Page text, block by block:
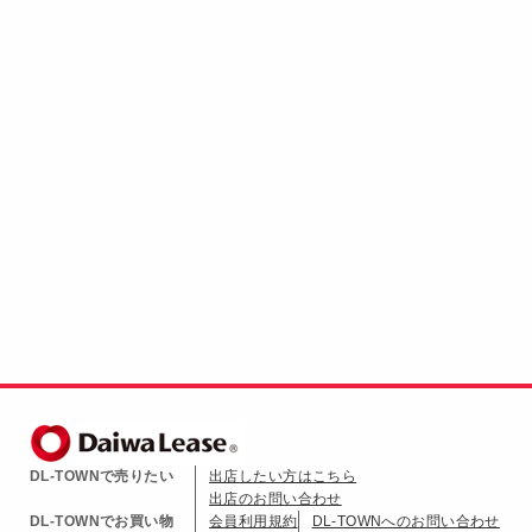
DL-TOWNで売りたい
出店したい方はこちら
出店のお問い合わせ
DL-TOWNでお買い物
会員利用規約 DL-TOWNへのお問い合わせ